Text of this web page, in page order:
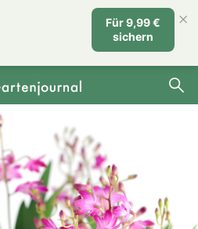
Für 9,99 €
sichern
×